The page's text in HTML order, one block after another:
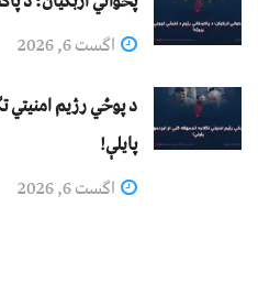
اگست 6, 2026
د پوځي رژیم امنیتي
پایلې!
اگست 6, 2026